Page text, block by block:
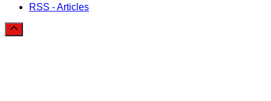
RSS - Articles